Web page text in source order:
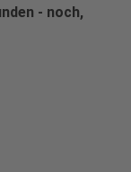
- noch,